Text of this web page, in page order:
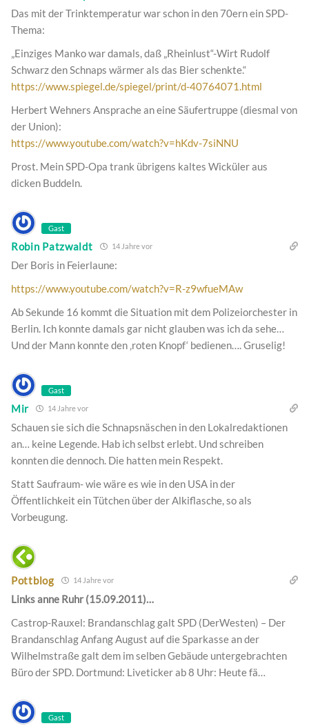
Das mit der Trinktemperatur war schon in den 70ern ein SPD-
Thema:
„Einziges Manko war damals, daß „Rheinlust“-Wirt Rudolf
Schwarz den Schnaps wärmer als das Bier schenkte.“
https://www.spiegel.de/spiegel/print/d-40764071.html
Herbert Wehners Ansprache an eine Säufertruppe (diesmal von
der Union):
https://www.youtube.com/watch?v=hKdv-7siNNU
Prost. Mein SPD-Opa trank übrigens kaltes Wicküler aus
dicken Buddeln.
Gast
Robin Patzwaldt 14 Jahre vor
Der Boris in Feierlaune:
https://www.youtube.com/watch?v=R-z9wfueMAw
Ab Sekunde 16 kommt die Situation mit dem Polizeiorchester in
Berlin. Ich konnte damals gar nicht glauben was ich da sehe…
Und der Mann konnte den ‚roten Knopf‘ bedienen…. Gruselig!
Gast
Mir 14 Jahre vor
Schauen sie sich die Schnapsnäschen in den Lokalredaktionen
an… keine Legende. Hab ich selbst erlebt. Und schreiben
konnten die dennoch. Die hatten mein Respekt.
Statt Saufraum- wie wäre es wie in den USA in der
Öffentlichkeit ein Tütchen über der Alkiflasche, so als
Vorbeugung.
Pottblog 14 Jahre vor
Links anne Ruhr (15.09.2011)…
Castrop-Rauxel: Brandanschlag galt SPD (DerWesten) – Der
Brandanschlag Anfang August auf die Sparkasse an der
Wilhelmstraße galt dem im selben Gebäude untergebrachten
Büro der SPD. Dortmund: Liveticker ab 8 Uhr: Heute fä…
Gast